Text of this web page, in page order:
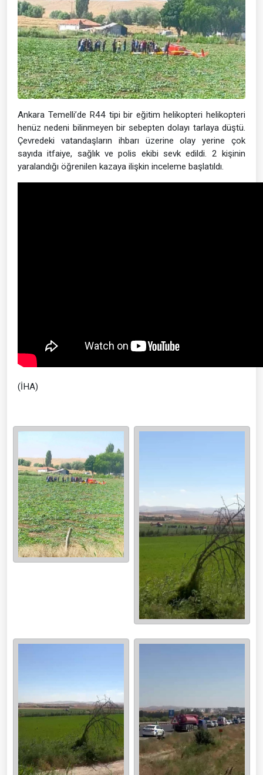
Ankara Temelli’de R44 tipi bir eğitim helikopteri helikopteri
henüz nedeni bilinmeyen bir sebepten dolayı tarlaya düştü.
Çevredeki vatandaşların ihbarı üzerine olay yerine çok
sayıda itfaiye, sağlık ve polis ekibi sevk edildi. 2 kişinin
yaralandığı öğrenilen kazaya ilişkin inceleme başlatıldı.
(İHA)